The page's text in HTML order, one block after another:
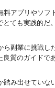
料アプリやソフ
ても実践的だ。
ら副業に挑戦し
質のガイドであ
踏み出せていな